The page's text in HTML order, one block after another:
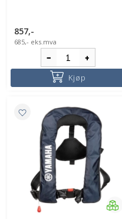
857,-
685,- eks.mva
Kjøp